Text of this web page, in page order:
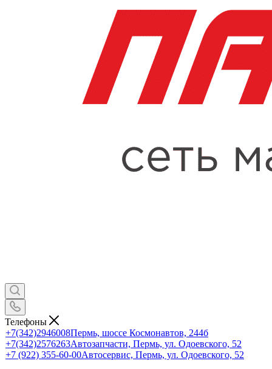
Телефоны
+7(342)2946008Пермь, шоссе Космонавтов, 244б
+7(342)2576263Автозапчасти, Пермь, ул. Одоевского, 52
+7 (922) 355-60-00Автосервис, Пермь, ул. Одоевского, 52